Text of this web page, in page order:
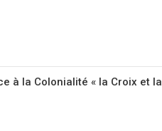
à la Colonialité « la Croix et